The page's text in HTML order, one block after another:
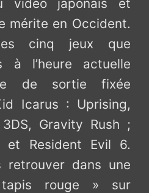
vidéo japonais et
mérite en Occident.
cinq jeux que
à l’heure actuelle
de sortie fixée
Icarus : Uprising,
Gravity Rush ;
et Resident Evil 6.
dans une
rouge » sur